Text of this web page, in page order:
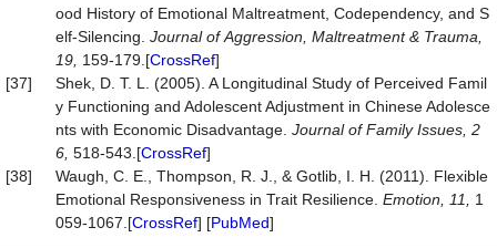
ood History of Emotional Maltreatment, Codependency, and S
elf-Silencing. Journal of Aggression, Maltreatment & Trauma,
19, 159-179.[CrossRef]
[37]
Shek, D. T. L. (2005). A Longitudinal Study of Perceived Famil
y Functioning and Adolescent Adjustment in Chinese Adolesce
nts with Economic Disadvantage. Journal of Family Issues, 2
6, 518-543.[CrossRef]
[38]
Waugh, C. E., Thompson, R. J., & Gotlib, I. H. (2011). Flexible
Emotional Responsiveness in Trait Resilience. Emotion, 11,
1
059-1067.[CrossRef] [PubMed]